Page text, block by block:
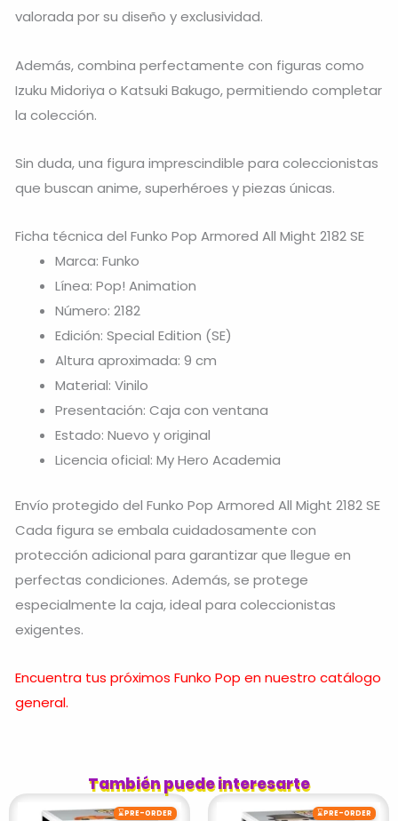
valorada por su diseño y exclusividad.
Además, combina perfectamente con figuras como
Izuku Midoriya o Katsuki Bakugo, permitiendo completar
la colección.
Sin duda, una figura imprescindible para coleccionistas
que buscan anime, superhéroes y piezas únicas.
Ficha técnica del Funko Pop Armored All Might 2182 SE
Marca: Funko
Línea: Pop! Animation
Número: 2182
Edición: Special Edition (SE)
Altura aproximada: 9 cm
Material: Vinilo
Presentación: Caja con ventana
Estado: Nuevo y original
Licencia oficial: My Hero Academia
Envío protegido del Funko Pop Armored All Might 2182 SE
Cada figura se embala cuidadosamente con
protección adicional para garantizar que llegue en
perfectas condiciones. Además, se protege
especialmente la caja, ideal para coleccionistas
exigentes.
Encuentra tus próximos Funko Pop en nuestro catálogo
general.
También puede interesarte
⌛PRE-ORDER ⌛PRE-ORDER